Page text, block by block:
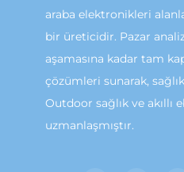
araba elektronikleri
bir üreticidir. Pazar
aşamasına kadar tam
çözümleri sunarak,
Outdoor sağlık ve akıllı
uzmanlaşmıştır.